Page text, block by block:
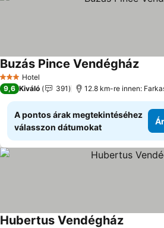
3 Kategória
Hotel
Buzás Pince Vendégház
9,6 Kiváló 391 12.8 km-re innen:
A pontos árak megtekintéséhez
válasszon dátumokat
Hubertus Vendégház